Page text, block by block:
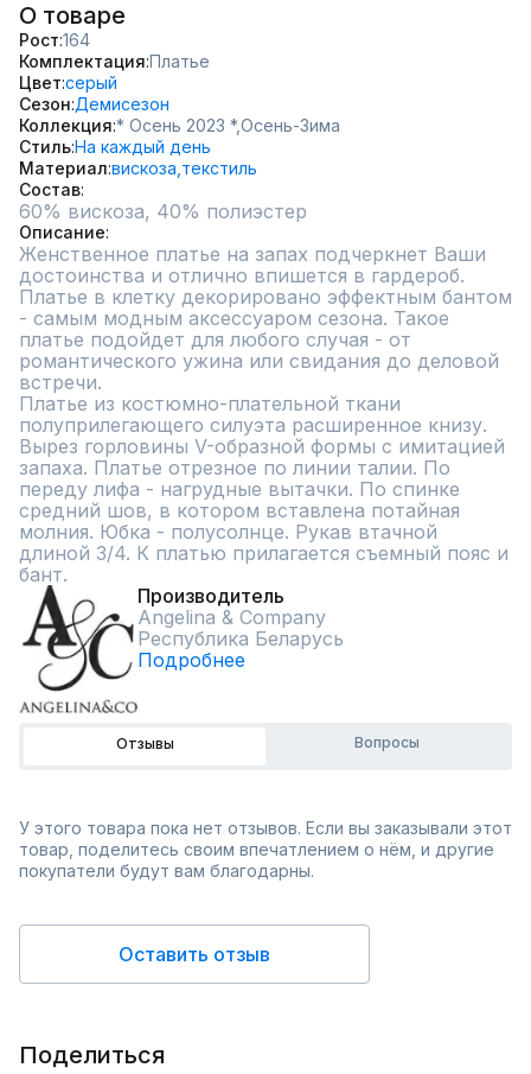
О товаре
Рост 164
Комплектация Платье
Цвет серый
Сезон Демисезон
Коллекция * Осень 2023 *,Осень-Зима
СтильНа каждый день
Материал вискоза, текстиль
Состав
60% вискоза, 40% полиэстер
Описание
Женственное платье на запах подчеркнет Ваши
достоинства и отлично впишется в гардероб.
Платье в клетку декорировано эффектным бантом
- самым модным аксессуаром сезона. Такое
платье подойдет для любого случая - от
романтического ужина или свидания до деловой
встречи.
Платье из костюмно-плательной ткани
полуприлегающего силуэта расширенное книзу.
Вырез горловины V-образной формы с имитацией
запаха. Платье отрезное по линии талии. По
переду лифа - нагрудные вытачки. По спинке
средний шов, в котором вставлена потайная
молния. Юбка - полусолнце. Рукав втачной
длиной 3/4. К платью прилагается съемный пояс и
бант.
Производитель
Angelina & Сompany
Республика Беларусь
Подробнее
Отзывы Вопросы
У этого товара пока нет отзывов. Если вы заказывали этот
товар, поделитесь своим впечатлением о нём, и другие
покупатели будут вам благодарны.
Оставить отзыв
Поделиться